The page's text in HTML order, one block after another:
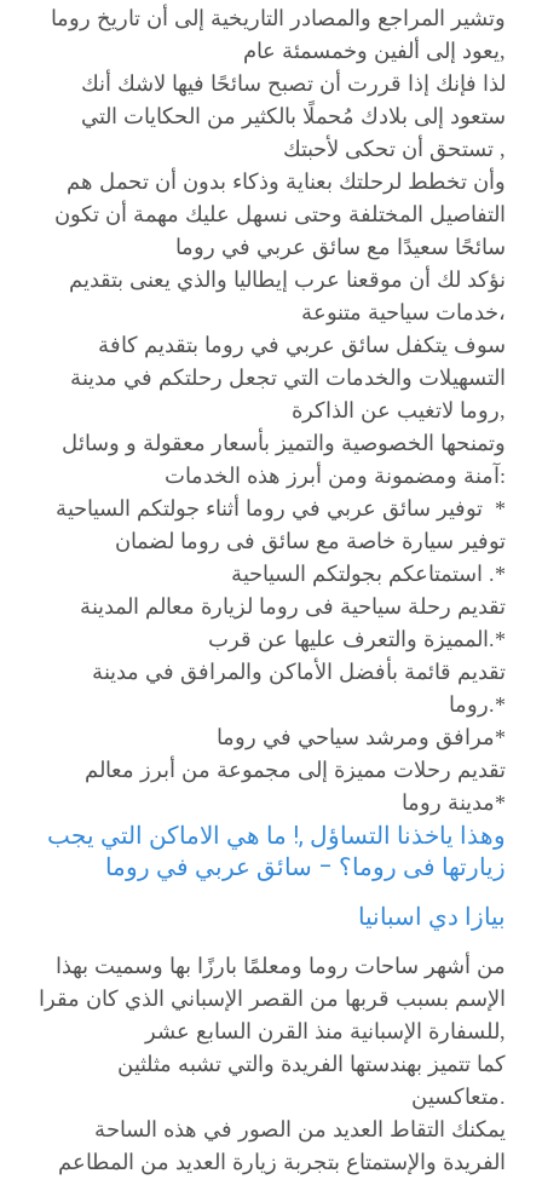
وتشير المراجع والمصادر التاريخية إلى أن تاريخ روما
يعود إلى ألفين وخمسمئة عام,
لذا فإنك إذا قررت أن تصبح سائحًا فيها لاشك أنك
ستعود إلى بلادك مُحملًا بالكثير من الحكايات التي
تستحق أن تحكى لأحبتك ,
وأن تخطط لرحلتك بعناية وذكاء بدون أن تحمل هم
التفاصيل المختلفة وحتى نسهل عليك مهمة أن تكون
سائحًا سعيدًا مع سائق عربي في روما
نؤكد لك أن موقعنا عرب إيطاليا والذي يعنى بتقديم
خدمات سياحية متنوعة،
سوف يتكفل سائق عربي في روما بتقديم كافة
التسهيلات والخدمات التي تجعل رحلتكم في مدينة
روما لاتغيب عن الذاكرة,
وتمنحها الخصوصية والتميز بأسعار معقولة و وسائل
آمنة ومضمونة ومن أبرز هذه الخدمات:
توفير سائق عربي في روما أثناء جولتكم السياحية *
استمتاعكم بجولتكم السياحية .*
تقديم رحلة سياحية فى روما لزيارة معالم المدينة
المميزة والتعرف عليها عن قرب.*
تقديم قائمة بأفضل الأماكن والمرافق في مدينة
روما.*
مرافق ومرشد سياحي في روما*
تقديم رحلات مميزة إلى مجموعة من أبرز معالم
مدينة روما*
وهذا ياخذنا التساؤل ,! ما هي الاماكن التي يجب
زيارتها فى روما؟ – سائق عربي في روما
بيازا دي اسبانيا
من أشهر ساحات روما ومعلمًا بارزًا بها وسميت بهذا
الإسم بسبب قربها من القصر الإسباني الذي كان مقرا
للسفارة الإسبانية منذ القرن السابع عشر,
كما تتميز بهندستها الفريدة والتي تشبه مثلثين
متعاكسين.
يمكنك التقاط العديد من الصور في هذه الساحة
الفريدة والإستمتاع بتجربة زيارة العديد من المطاعم